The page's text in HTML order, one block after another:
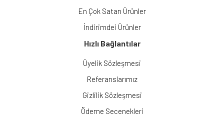
En Çok Satan Ürünler
İndirimdei Ürünler
Hızlı Bağlantılar
Üyelik Sözleşmesi
Referanslarımız
Gizlilik Sözleşmesi
Ödeme Seçenekleri